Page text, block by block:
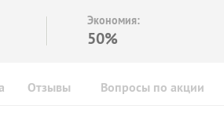
Экономия:
50%
Отзывы Вопросы по акции